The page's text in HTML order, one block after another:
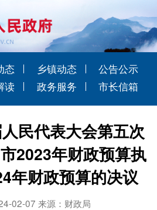
态 乡镇动态
公告公示
读 政务服务 市长信箱
民代表大会第五次
2023年财政预算执
年财政预算的决议
02-07 来源：财政局